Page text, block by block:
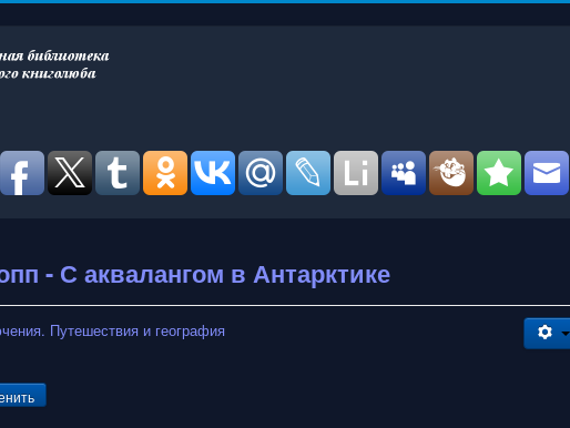
- С аквалангом в Антарктике
Путешествия и география